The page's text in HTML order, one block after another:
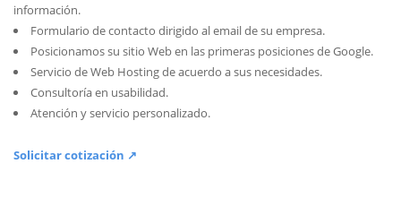
información.
Formulario de contacto dirigido al email de su empresa.
Posicionamos su sitio Web en las primeras posiciones de Google.
Servicio de Web Hosting de acuerdo a sus necesidades.
Consultoría en usabilidad.
Atención y servicio personalizado.
Solicitar cotización ↗